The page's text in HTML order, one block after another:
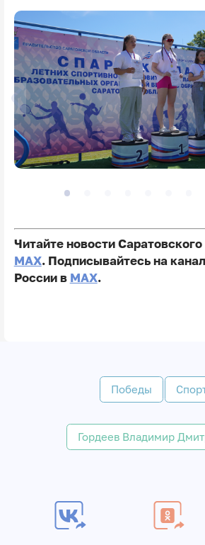
Читайте новости
MAX. Подписывайтесь на
России в MAX.
Победы
Гордеев Владимир